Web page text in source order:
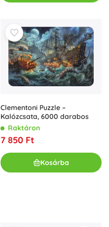
Clementoni Puzzle –
Kalózcsata, 6000 darabos
Raktáron
7 850 Ft
Kosárba